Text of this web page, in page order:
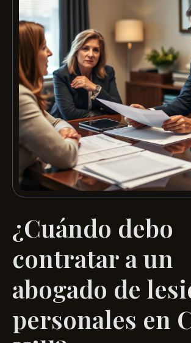
¿Cuándo debo
contratar a un
abogado de
personales en